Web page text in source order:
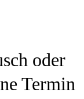
oder
Termin